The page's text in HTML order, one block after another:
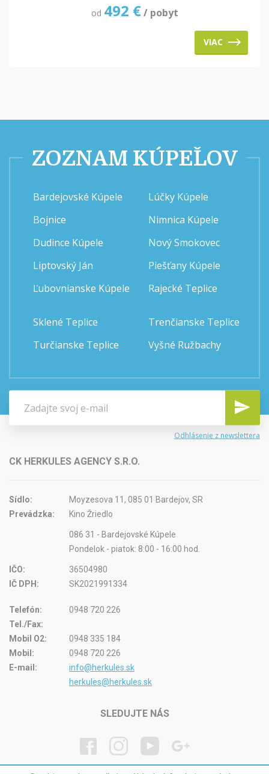
od 492 € / pobyt
VIAC
ZOZNAM KÚPEĽOV
Bardejovské Kúpele
Bojnice
Dudince Kúpele
Liptovský Ján
Ľubovnianske Kúpele
Lúčky Kúpele
Nimnica Kúpele
Nový Smokovec
Piešťany Kúpele
Rajecké Teplice
Sklené Teplice
Turčianske Teplice
Trenčianske Teplice
Vyšné Ružbachy
Odhlásenie z newslettera
CK HERKULES AGENCY S.R.O.
Sídlo:
Moyzesova 11, 085 01 Bardejov, SR
Prevádzka:
Kino Žriedlo
086 31 - Bardejovské Kúpele
Pondelok - piatok: 8:00 - 16:00 hod.
IČO:
36504980
IČ DPH:
SK2021991334
Telefón:
0948 720 226
Tel./Fax:
Mobil O2:
0948 335 184
Mobil:
0948 720 226
E-mail:
info@herkules.sk
herkules@herkules.sk
SLEDUJTE NÁS